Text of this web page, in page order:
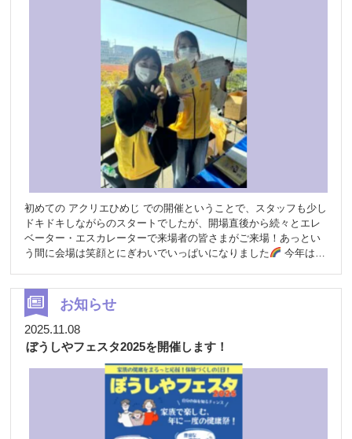
初めての アクリエひめじ での開催ということで、スタッフも少し
ドキドキしながらのスタートでしたが、開場直後から続々とエレ
ベーター・エスカレーターで来場者の皆さまがご来場！あっとい
う間に会場は笑顔とにぎわいでいっぱいになりました
今年は新
したブースも多数登場しました
んポ」
ひめさんポとは「脳にいいアプリ」を使って、歩いた
り、脳トレをしたり、イベントに参加することで、貯めることが
できるポイントだそうです！ 貯まったひめさんポは、キャッシュ
さんによる 講演会 も大盛況！ 毎年満席になるとても人気の講演
うと…” してしまう方もいたとか…
相談ブースでは、薬剤師が
厳選した健康資料をじっくり手に取る方が多く、「日頃気になっ
ていたことが聞けてスッキリしました！」という声も。 そして今
お知らせ
2025.11.08
ぼうしやフェスタ2025を開催します！